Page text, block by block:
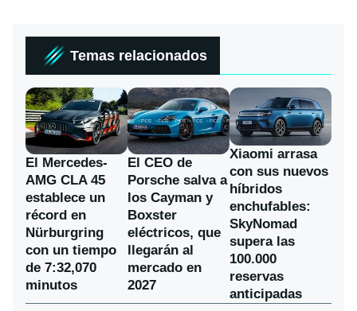
Temas relacionados
El Mercedes-
AMG CLA 45
establece un
récord en
Nürburgring
con un tiempo
de 7:32,070
minutos
El CEO de
Porsche salva a
los Cayman y
Boxster
eléctricos, que
llegarán al
mercado en
2027
Xiaomi arrasa
con sus nuevos
híbridos
enchufables:
SkyNomad
supera las
100.000
reservas
anticipadas